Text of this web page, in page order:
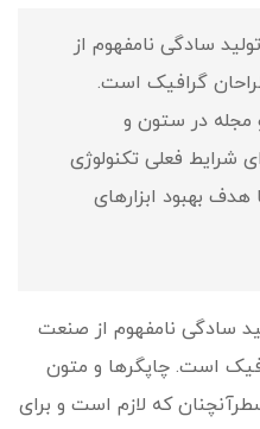
سادگی نامفهوم از
گرافیک است.
مجله در ستون و
شرایط فعلی تکنولوژی
هدف بهبود ابزارهای
سادگی نامفهوم از صنعت
است. چاپگرها و متون
که لازم است و برای